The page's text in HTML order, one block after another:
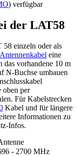
) verfügbar
der LAT58
58 einzeln oder als
Antennenkabel eine
das vorhandene 10 m
N-Buchse umbauen
oben per
Für Kabelstrecken
Kabel und für längere
Informationen zu
Infos.
- 2700 MHz